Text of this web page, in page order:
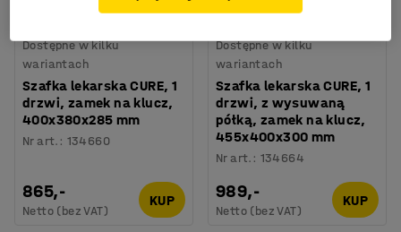
Dostępne w kilku
wariantach
Szafka lekarska CURE, 1
drzwi, zamek na klucz,
400x380x285 mm
Nr art. : 134660
865,-
Netto (bez VAT)
KUP
Dostępne w kilku
wariantach
Szafka lekarska CURE, 1
drzwi, z wysuwaną
półką, zamek na klucz,
455x400x300 mm
Nr art. : 134664
989,-
Netto (bez VAT)
KUP